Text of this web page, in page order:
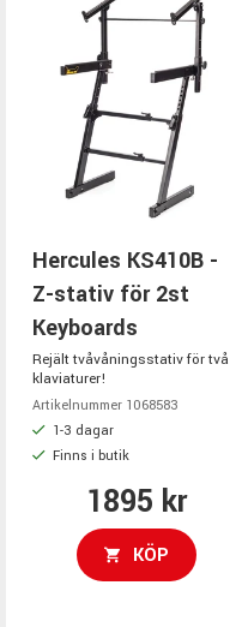
Hercules KS410B -
Z-stativ för 2st
Keyboards
Rejält tvåvåningsstativ för två
klaviaturer!
Artikelnummer 1068583
1-3 dagar
Finns i butik
1895 kr
KÖP